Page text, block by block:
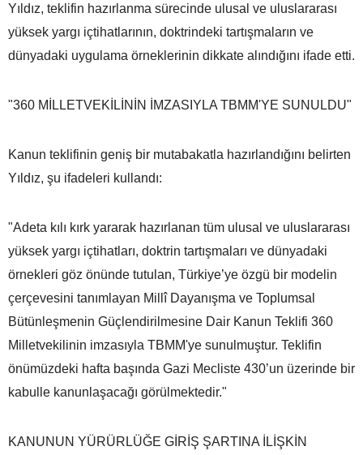
Yıldız, teklifin hazırlanma sürecinde ulusal ve uluslararası
yüksek yargı içtihatlarının, doktrindeki tartışmaların ve
dünyadaki uygulama örneklerinin dikkate alındığını ifade etti.
"360 MİLLETVEKİLİNİN İMZASIYLA TBMM'YE SUNULDU"
Kanun teklifinin geniş bir mutabakatla hazırlandığını belirten
Yıldız, şu ifadeleri kullandı:
"Adeta kılı kırk yararak hazırlanan tüm ulusal ve uluslararası
yüksek yargı içtihatları, doktrin tartışmaları ve dünyadaki
örnekleri göz önünde tutulan, Türkiye’ye özgü bir modelin
çerçevesini tanımlayan Millî Dayanışma ve Toplumsal
Bütünleşmenin Güçlendirilmesine Dair Kanun Teklifi 360
Milletvekilinin imzasıyla TBMM'ye sunulmuştur. Teklifin
önümüzdeki hafta başında Gazi Mecliste 430’un üzerinde bir
kabulle kanunlaşacağı görülmektedir."
KANUNUN YÜRÜRLÜĞE GİRİŞ ŞARTINA İLİŞKİN